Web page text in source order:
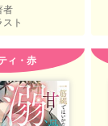
者
スト
ィ・赤